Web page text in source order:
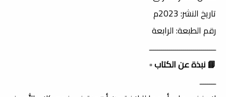
تاريخ النشر: 2023م
رقم الطبعة: الرابعة
ـــــــــــــــــــــــــــــــــ
📘 نبذة عن الكتاب▫️
ــــــــ